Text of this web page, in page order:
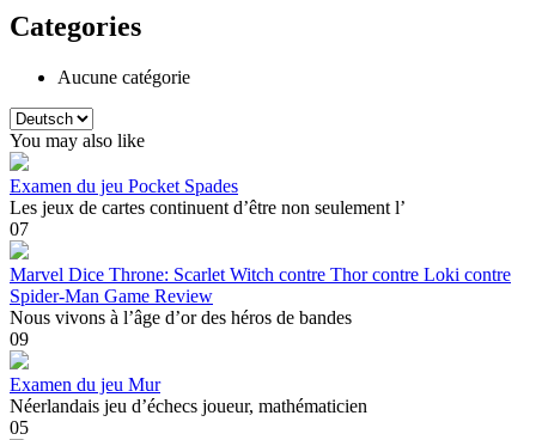
Categories
Aucune catégorie
Choisir
une
langue
You may also like
Examen du jeu Pocket Spades
Les jeux de cartes continuent d’être non seulement l’
07
Marvel Dice Throne: Scarlet Witch contre Thor contre Loki contre
Spider-Man Game Review
Nous vivons à l’âge d’or des héros de bandes
09
Examen du jeu Mur
Néerlandais jeu d’échecs joueur, mathématicien
05